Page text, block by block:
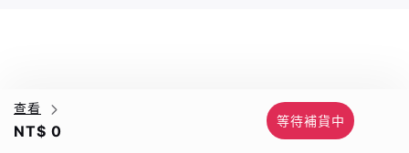
查看
NT$ 0
等待補貨中